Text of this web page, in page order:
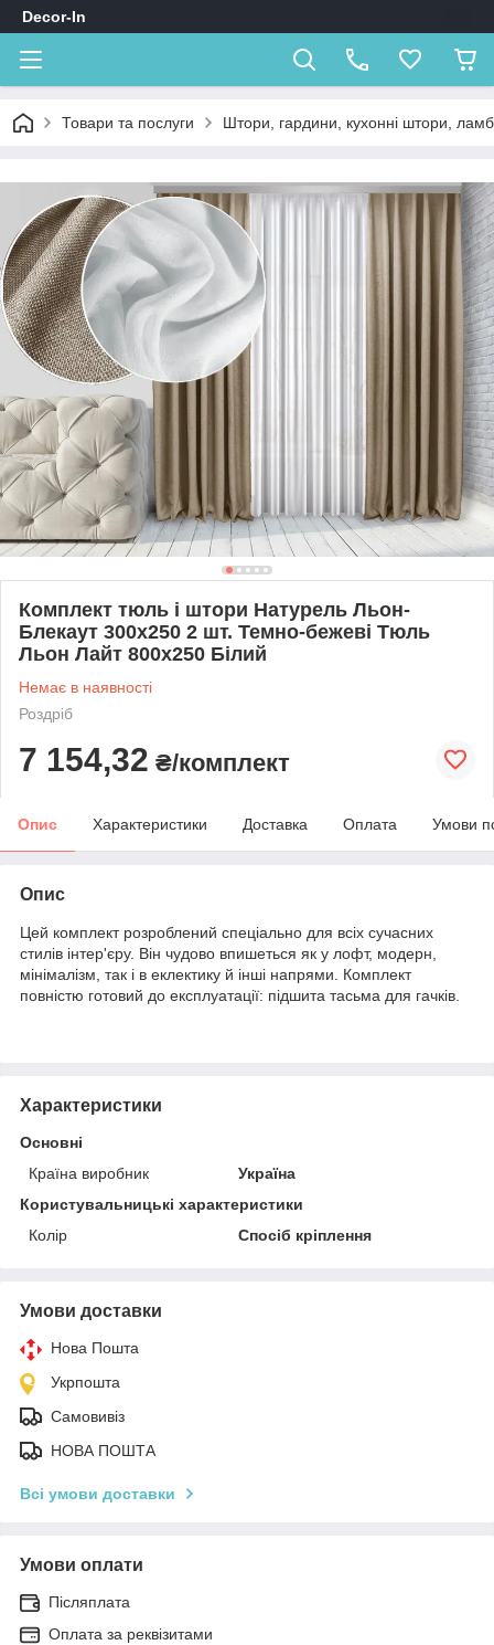
Decor-In
Товари та послуги Штори, гардини, кухонні штори,
Комплект тюль і штори Натурель Льон-
Блекаут 300х250 2 шт. Темно-бежеві Тюль
Льон Лайт 800х250 Білий
Немає в наявності
Роздріб
7 154,32 ₴/комплект
Опис Характеристики Доставка Оплата Умови
Опис
Цей комплект розроблений спеціально для всіх сучасних
стилів інтер'єру. Він чудово впишеться як у лофт, модерн,
мінімалізм, так і в еклектику й інші напрями. Комплект
повністю готовий до експлуатації: підшита тасьма для гачків.
Характеристики
Основні
Країна виробник
Україна
Користувальницькі характеристики
Колір
Спосіб кріплення
Умови доставки
Нова Пошта
Укрпошта
Самовивіз
НОВА ПОШТА
Всі умови доставки
Умови оплати
Післяплата
Оплата за реквізитами